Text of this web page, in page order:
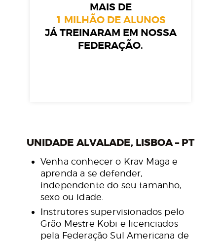
MAIS DE
1 MILHÃO DE ALUNOS
JÁ TREINARAM EM NOSSA
FEDERAÇÃO.
UNIDADE ALVALADE, LISBOA – PT
Venha conhecer o Krav Maga e
aprenda a se defender,
independente do seu tamanho,
sexo ou idade.
Instrutores supervisionados pelo
Grão Mestre Kobi e licenciados
pela Federação Sul Americana de